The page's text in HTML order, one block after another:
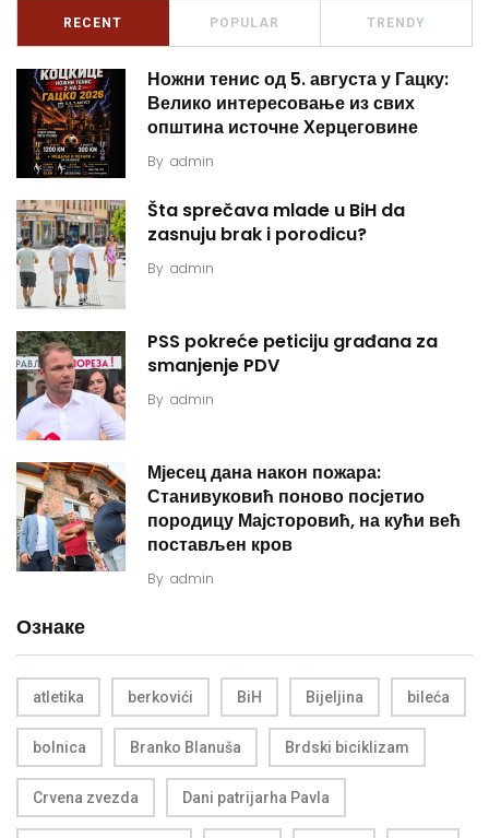
RECENT POPULAR TRENDY
Ножни тенис од 5. августа у Гацку:
Велико интересовање из свих
општина источне Херцеговине
By admin
Šta sprečava mlade u BiH da
zasnuju brak i porodicu?
By admin
PSS pokreće peticiju građana za
smanjenje PDV
By admin
Мјесец дана након пожара:
Станивуковић поново посјетио
породицу Мајсторовић, на кући већ
постављен кров
By admin
Ознаке
atletika berkovići BiH Bijeljina bileća
bolnica Branko Blanuša Brdski biciklizam
Crvena zvezda Dani patrijarha Pavla